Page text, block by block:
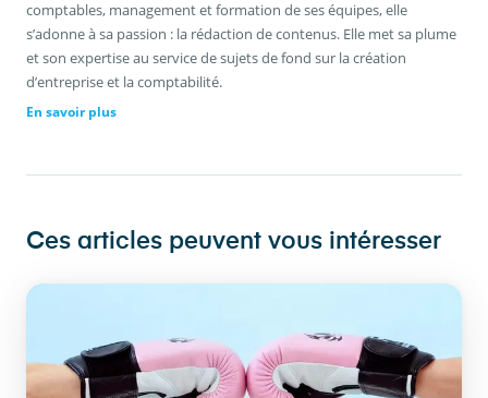
comptables, management et formation de ses équipes, elle
s’adonne à sa passion : la rédaction de contenus. Elle met sa plume
et son expertise au service de sujets de fond sur la création
d’entreprise et la comptabilité.
En savoir plus
Ces articles peuvent vous intéresser